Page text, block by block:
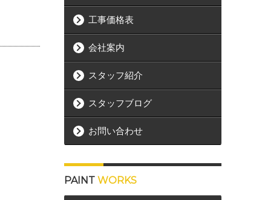
工事価格表
会社案内
スタッフ紹介
スタッフブログ
お問い合わせ
PAINT WORKS